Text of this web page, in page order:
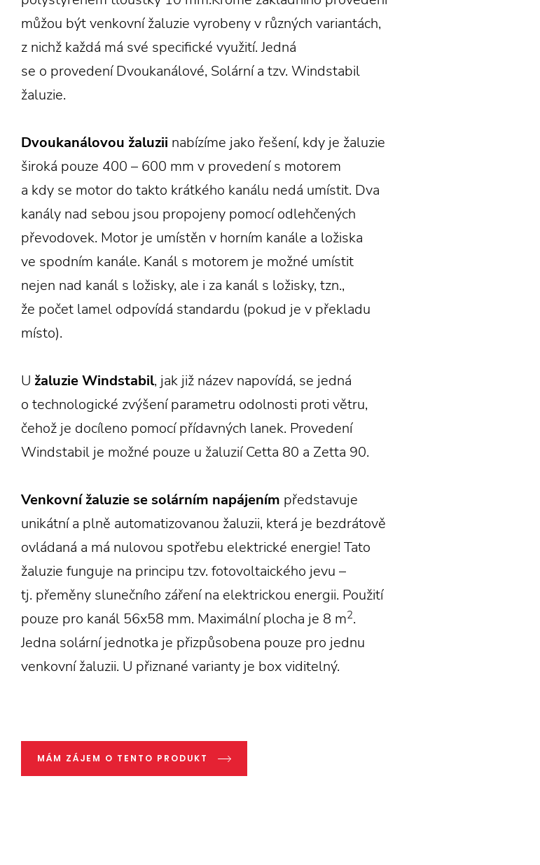
můžou být venkovní žaluzie vyrobeny v různých variantách,
z nichž každá má své specifické využití. Jedná
se o provedení Dvoukanálové, Solární a tzv. Windstabil
žaluzie.
Dvoukanálovou žaluzii nabízíme jako řešení, kdy je žaluzie
široká pouze 400 – 600 mm v provedení s motorem
a kdy se motor do takto krátkého kanálu nedá umístit. Dva
kanály nad sebou jsou propojeny pomocí odlehčených
převodovek. Motor je umístěn v horním kanále a ložiska
ve spodním kanále. Kanál s motorem je možné umístit
nejen nad kanál s ložisky, ale i za kanál s ložisky, tzn.,
že počet lamel odpovídá standardu (pokud je v překladu
místo).
U žaluzieWindstabil, jak již název napovídá, se jedná
o technologické zvýšení parametru odolnosti proti větru,
čehož je docíleno pomocí přídavných lanek. Provedení
Windstabil je možné pouze u žaluzií Cetta 80 a Zetta 90.
Venkovní žaluzie se solárním napájením představuje
unikátní a plně automatizovanou žaluzii, která je bezdrátově
ovládaná a má nulovou spotřebu elektrické energie! Tato
žaluzie funguje na principu tzv. fotovoltaického jevu –
tj. přeměny slunečního záření na elektrickou energii. Použití
pouze pro kanál 56x58 mm. Maximální plocha je 8 m2.
Jedna solární jednotka je přizpůsobena pouze pro jednu
venkovní žaluzii. U přiznané varianty je box viditelný.
MÁM ZÁJEM O TENTO PRODUKT